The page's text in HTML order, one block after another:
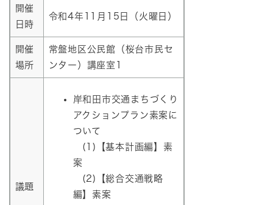
開催
日時
令和4年11月15日（火曜日）
開催
場所
常盤地区公民館（桜台市民セ
ンター）講座室1
議題
岸和田市交通まちづくり
アクションプラン素案に
ついて
(1)【基本計画編】素
案
(2)【総合交通戦略
編】素案